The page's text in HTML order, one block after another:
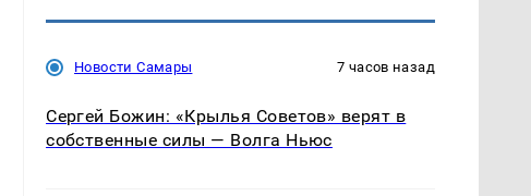
Новости Самары 7 часов назад
Сергей Божин: «Крылья Советов» верят в
собственные силы — Волга Ньюс